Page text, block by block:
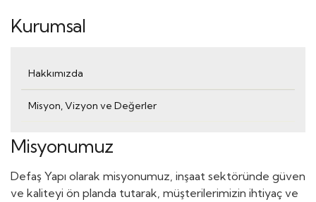
Kurumsal
Hakkımızda
Misyon, Vizyon ve Değerler
Misyonumuz
Defaş Yapı olarak misyonumuz, inşaat sektöründe güven
ve kaliteyi ön planda tutarak, müşterilerimizin ihtiyaç ve